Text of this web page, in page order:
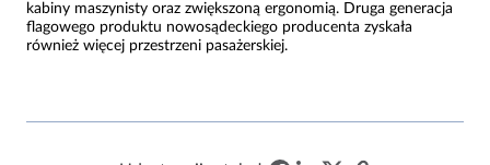
kabiny maszynisty oraz zwiększoną ergonomią. Druga generacja
flagowego produktu nowosądeckiego producenta zyskała
również więcej przestrzeni pasażerskiej.